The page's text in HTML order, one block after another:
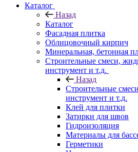
Каталог
Назад
Каталог
Фасадная плитка
Облицовочный кирпич
Минеральная, бетонная
Строительные смеси,
инструмент и т.д.
Назад
Строительные
инструмент и т.д.
Клей для плитки
Затирки для швов
Гидроизоляция
Материалы для
Герметики